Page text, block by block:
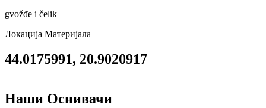
gvožđe i čelik
Локација Материјала
44.0175991, 20.9020917
Наши Оснивачи